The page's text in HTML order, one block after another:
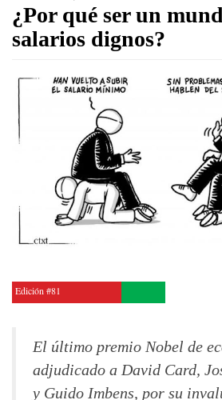
¿Por qué ser un
salarios dignos?
Edición #81
El último premio Nobel de
adjudicado a David Card,
y Guido Imbens, por su